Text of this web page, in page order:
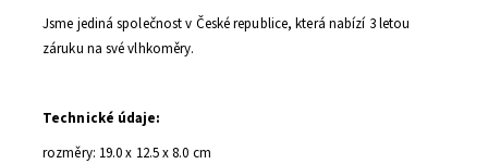
Jsme jediná společnost v České republice, která nabízí 3 letou
záruku na své vlhkoměry.
Technické údaje:
rozměry: 19.0 x 12.5 x 8.0 cm